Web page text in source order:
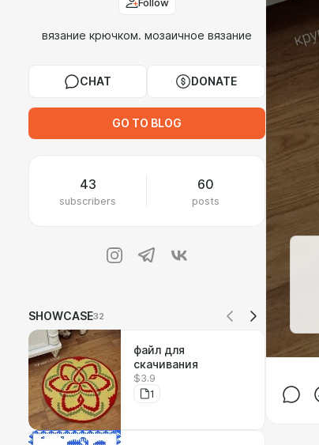
вязание крючком. мозаичное вязание
CHAT DONATE
GO TO BLOG
43
subscribers
60
posts
SHOWCASE32
файл для
скачивания
$3.9
1